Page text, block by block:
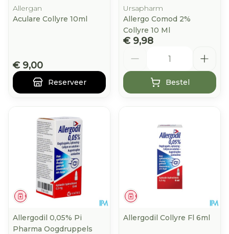
Allergan
Aculare Collyre 10ml
€ 9,00
Reserveer
Ursapharm
Allergo Comod 2%
Collyre 10 Ml
€ 9,98
Bestel
Geneesmiddel
Allergodil 0,05% Pi
Pharma Oogdruppels
Geneesmiddel
Allergodil Collyre Fl 6ml